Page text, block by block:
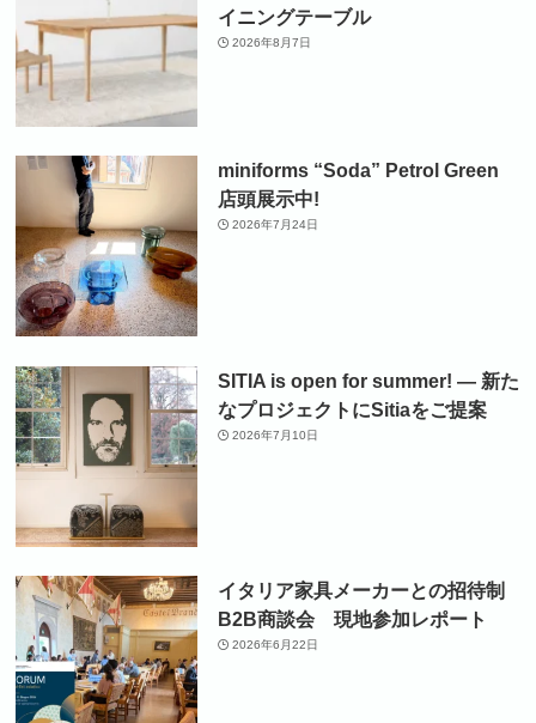
イニングテーブル
2026年8月7日
miniforms “Soda” Petrol Green
店頭展示中!
2026年7月24日
SITIA is open for summer! ― 新た
なプロジェクトにSitiaをご提案
2026年7月10日
イタリア家具メーカーとの招待制
B2B商談会 現地参加レポート
2026年6月22日